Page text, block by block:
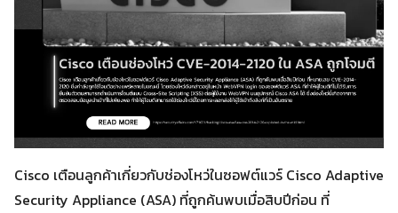
Cisco เตือนลูกค้าเกี่ยวกับช่องโหว่ในซอฟต์แวร์ Cisco Adaptive
Security Appliance (ASA) ที่ถูกค้นพบเมื่อสิบปีก่อน ที่